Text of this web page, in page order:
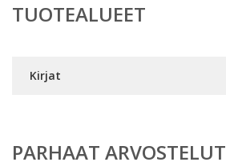
TUOTEALUEET
Kirjat
PARHAAT ARVOSTELUT